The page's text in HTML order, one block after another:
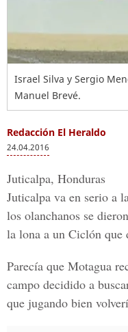
Israel Silva y Sergio
Manuel Brevé.
Redacción El Heraldo
24.04.2016
Juticalpa, Honduras
Juticalpa va en serio a
los olanchanos se
la lona a un Ciclón que
Parecía que Motagua
campo decidido a
que jugando bien